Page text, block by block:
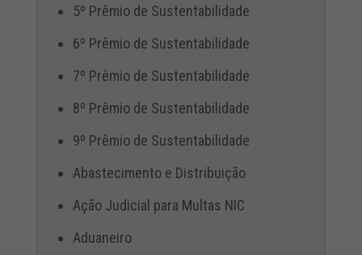
5º Prêmio de Sustentabilidade
6º Prêmio de Sustentabilidade
7º Prêmio de Sustentabilidade
8º Prêmio de Sustentabilidade
9º Prêmio de Sustentabilidade
Abastecimento e Distribuição
Ação Judicial para Multas NIC
Aduaneiro